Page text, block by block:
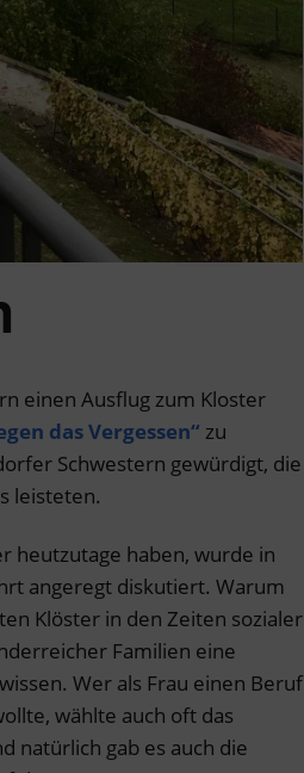
einen Ausflug zum Kloster
das Vergessen“ zu
Schwestern gewürdigt, die
leisteten.
heutzutage haben, wurde in
angeregt diskutiert. Warum
Klöster in den Zeiten sozialer
Familien eine
Wer als Frau einen Beruf
wählte auch oft das
natürlich gab es auch die